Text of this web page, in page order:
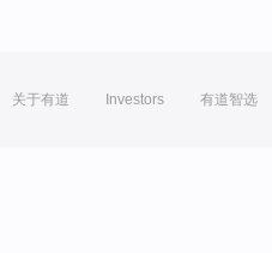
关于有道 Investors 有道智选